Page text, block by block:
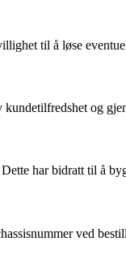
til å løse
og
har bidratt til å
ved